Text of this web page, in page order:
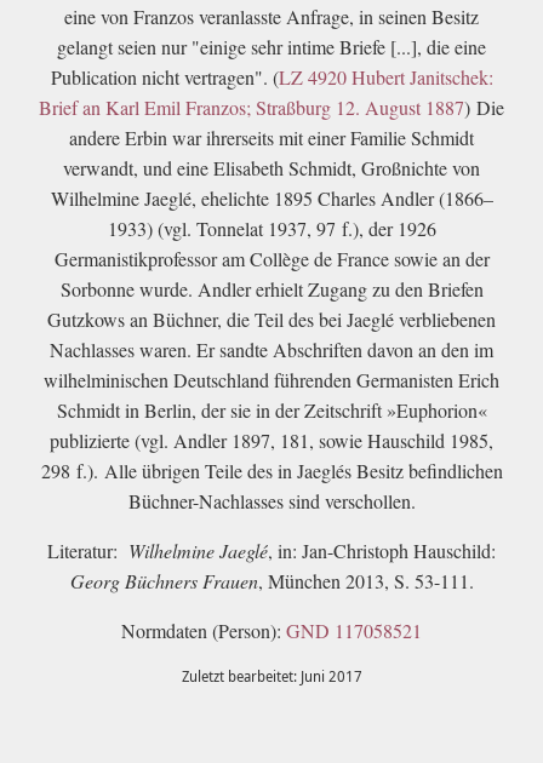
eine von Franzos veranlasste Anfrage, in seinen Besitz
gelangt seien nur "einige sehr intime Briefe [...], die eine
Publication nicht vertragen". (LZ 4920 Hubert Janitschek:
Brief an Karl Emil Franzos; Straßburg 12. August 1887) Die
andere Erbin war ihrerseits mit einer Familie Schmidt
verwandt, und eine Elisabeth Schmidt, Großnichte von
Wilhelmine Jaeglé, ehelichte 1895 Charles Andler (1866–
1933) (vgl. Tonnelat 1937, 97 f.), der 1926
Germanistikprofessor am Collège de France sowie an der
Sorbonne wurde. Andler erhielt Zugang zu den Briefen
Gutzkows an Büchner, die Teil des bei Jaeglé verbliebenen
Nachlasses waren. Er sandte Abschriften davon an den im
wilhelminischen Deutschland führenden Germanisten Erich
Schmidt in Berlin, der sie in der Zeitschrift »Euphorion«
publizierte (vgl. Andler 1897, 181, sowie Hauschild 1985,
298 f.). Alle übrigen Teile des in Jaeglés Besitz befindlichen
Büchner-Nachlasses sind verschollen.
Literatur: Wilhelmine Jaeglé, in: Jan-Christoph Hauschild:
Georg Büchners Frauen, München 2013, S. 53-111.
Normdaten (Person): GND 117058521
Zuletzt bearbeitet: Juni 2017